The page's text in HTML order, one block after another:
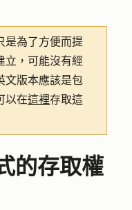
是為了方便而提
立，可能沒有經
文版本應該是包
以在這裡存取這
的存取權